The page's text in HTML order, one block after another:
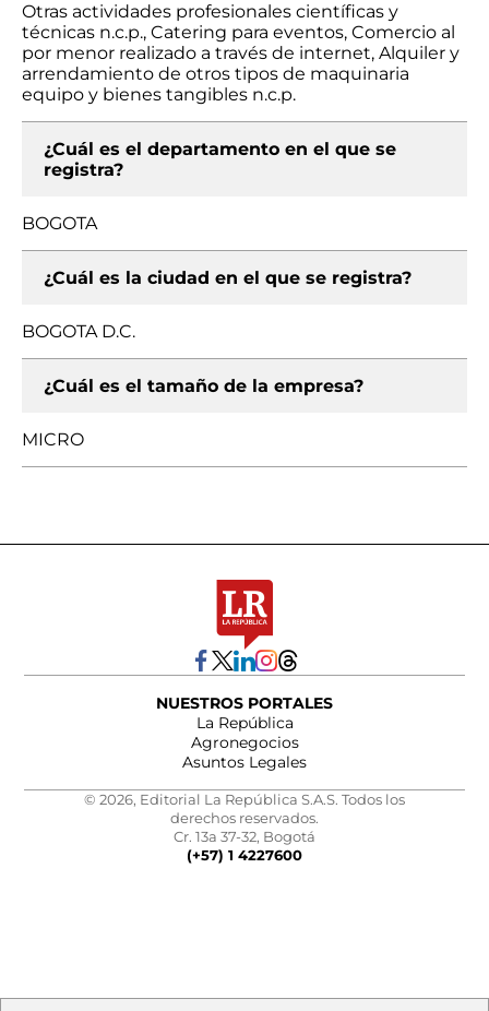
Otras actividades profesionales científicas y
técnicas n.c.p., Catering para eventos, Comercio al
por menor realizado a través de internet, Alquiler y
arrendamiento de otros tipos de maquinaria
equipo y bienes tangibles n.c.p.
¿Cuál es el departamento en el que se
registra?
BOGOTA
¿Cuál es la ciudad en el que se registra?
BOGOTA D.C.
¿Cuál es el tamaño de la empresa?
MICRO
NUESTROS PORTALES
La República
Agronegocios
Asuntos Legales
© 2026, Editorial La República S.A.S. Todos los
derechos reservados.
Cr. 13a 37-32, Bogotá
(+57) 1 4227600